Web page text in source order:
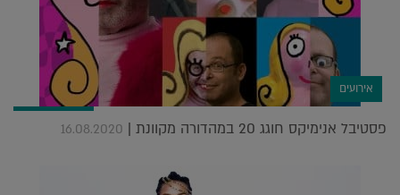
אירועים
פסטיבל אנימיקס חוגג 20 במהדורה מקוונת | 16.08.2020